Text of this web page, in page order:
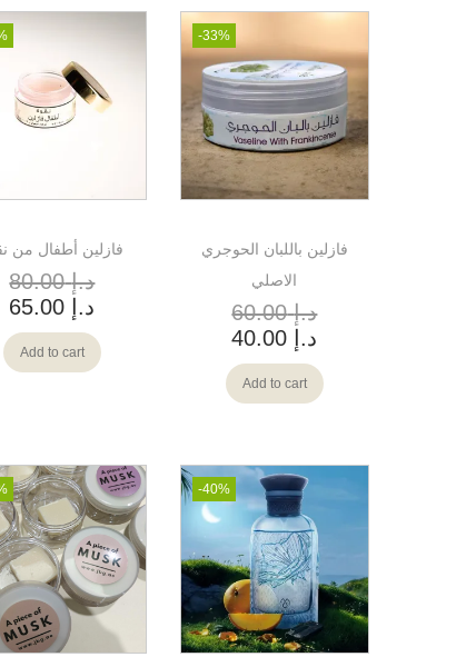
فازلين أطفال من
د.إ80.00
د.إ
Add to cart
-33%
فازلين باللبان الحوجري
الاصلي
د.إ60.00
د.إ
Add to cart
-40%